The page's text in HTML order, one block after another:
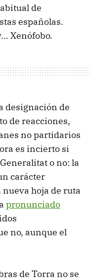
de
españolas.
Xenófobo.
designación de
de reacciones,
no partidarios
es incierto si
o no: la
carácter
hoja de ruta
pronunciado
no, aunque el
de Torra no se